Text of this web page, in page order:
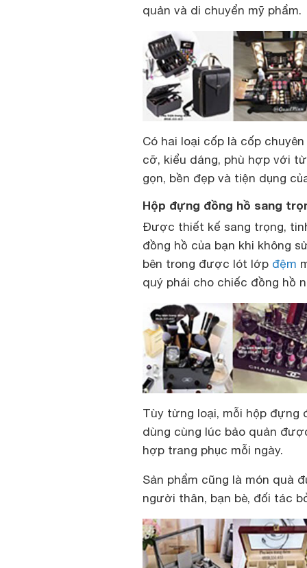
quản và di chuyển mỹ phẩm.
Có hai loại cốp là cốp
cỡ, kiểu dáng, phù hợp với
gọn, bền đẹp và tiện dụng
Hộp đựng đồng hồ sang
Được thiết kế sang trọng,
đồng hồ của bạn khi không
bên trong được lót lớp đệm
quý phái cho chiếc đồng hồ
Tùy từng loại, mỗi hộp đựng
dùng cùng lúc bảo quản
hợp trang phục mỗi ngày.
Sản phẩm cũng là món quà
người thân, bạn bè, đối tác